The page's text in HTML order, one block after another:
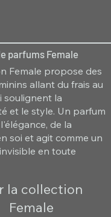
parfums Female
Female propose des
allant du frais au
soulignent la
et le style. Un parfum
de la
soi et agit comme un
en toute
la collection
Female